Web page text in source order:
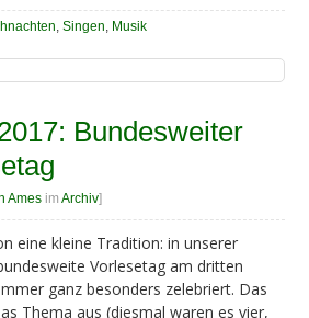
,Singen, Musik
Bundesweiter
Ames imArchiv]
eine kleine Tradition: in unserer
Vorlesetag am dritten
ganz besonders zelebriert. Das
Thema aus (diesmal waren es vier,